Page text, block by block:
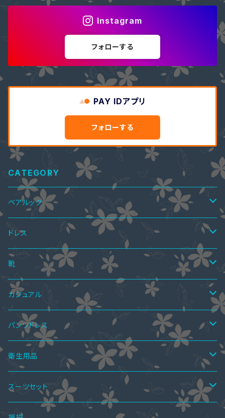
Instagram
フォローする
PAY IDアプリ
フォローする
CATEGORY
ペアルック
ペアTシャツ
ペアTシャツ&ワンピース
ペアニット
ペア上下セット
ペア水着
ペアインナー
ペアシャツ
ドレス
ワンピース
ミニドレス
ミディアムドレス
ミモレ丈ドレス
オールインワン・パンツドレス
ツーピース
スカートスーツ
パンツスーツ
ボレロ・ショール
パンツドレス
パーティーバッグ
靴
サマーブーツ
ニーハイブーツ
ロングブーツ
ショートブーツ・ブーティー
秋ブーツ
ニーハイブーツ
ロングブーツ
ハーフブーツ
サンダル
レインブーツ
カジュアル
ワンピース
オールインワン
サロペットスカート
ツーピース
トップス
カーディガン
パンツドレス
セットアップ
オールインワン
衛生用品
手袋
スーツセット